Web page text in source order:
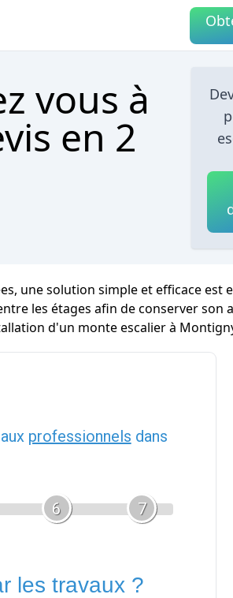
vous à
en 2
une solution simple et efficace est
les étages afin de conserver son
d'un monte escalier à
aux professionnels dans
6 7
les travaux ?